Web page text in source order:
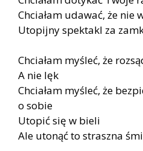
Chciałam udawać, że nie
Utopijny spektakl za
Chciałam myśleć, że
A nie lęk
Chciałam myśleć, że
o sobie
Utopić się w bieli
Ale utonąć to straszna